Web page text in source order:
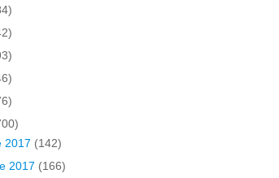
2017 (142)
2017 (166)